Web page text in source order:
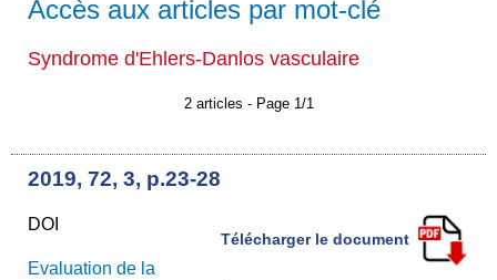
Accès aux articles par mot-clé
Syndrome d'Ehlers-Danlos vasculaire
2 articles - Page 1/1
2019, 72, 3, p.23-28
DOI
Télécharger le document
Evaluation de la